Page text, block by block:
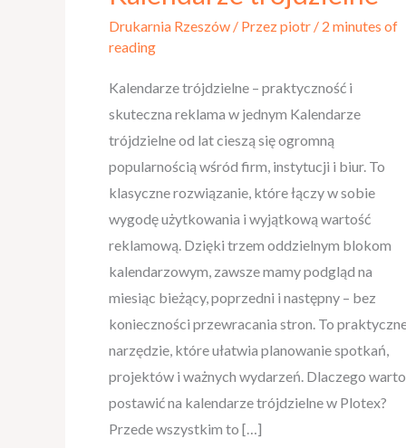
Drukarnia Rzeszów / Przezpiotr / 2 minutes of
reading
Kalendarze trójdzielne – praktyczność i
skuteczna reklama w jednym Kalendarze
trójdzielne od lat cieszą się ogromną
popularnością wśród firm, instytucji i biur. To
klasyczne rozwiązanie, które łączy w sobie
wygodę użytkowania i wyjątkową wartość
reklamową. Dzięki trzem oddzielnym blokom
kalendarzowym, zawsze mamy podgląd na
miesiąc bieżący, poprzedni i następny – bez
konieczności przewracania stron. To
narzędzie, które ułatwia planowanie spotkań,
projektów i ważnych wydarzeń. Dlaczego warto
postawić na kalendarze trójdzielne w Plotex?
Przede wszystkim to […]